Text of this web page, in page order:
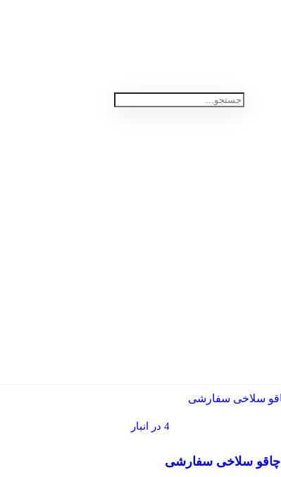
4 در انبار
چاقو سلاخی سفارشی